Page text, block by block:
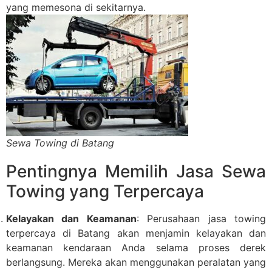
yang memesona di sekitarnya.
Sewa Towing di Batang
Pentingnya Memilih Jasa Sewa
Towing yang Terpercaya
Kelayakan dan Keamanan: Perusahaan jasa towing
terpercaya di Batang akan menjamin kelayakan dan
keamanan kendaraan Anda selama proses derek
berlangsung. Mereka akan menggunakan peralatan yang